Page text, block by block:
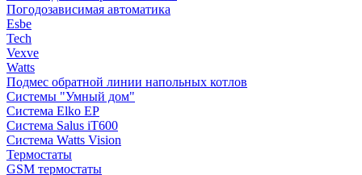
Погодозависимая автоматика
Esbe
Tech
Vexve
Watts
Подмес обратной линии напольных котлов
Системы "Умный дом"
Система Elko EP
Система Salus iT600
Система Watts Vision
Термостаты
GSM термостаты